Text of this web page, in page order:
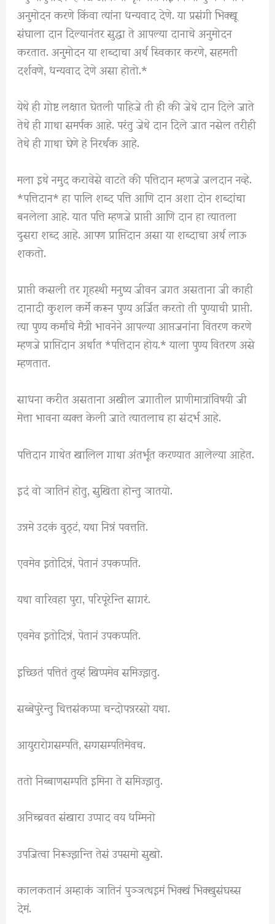
अनुमोदन करणे किंवा त्यांना धन्यवाद देणे. या प्रसंगी भिक्खू
संघाला दान दिल्यानंतर सुद्धा ते आपल्या दानाचे अनुमोदन
करतात. अनुमोदन या शब्दाचा अर्थ स्विकार करणे, सहमती
दर्शवणे, धन्यवाद देणे असा होतो.*
येथे ही गोष्ट लक्षात घेतली पाहिजे ती ही की जेथे दान दिले जाते
तेथे ही गाथा समर्पक आहे. परंतु जेथे दान दिले जात नसेल तरीही
तेथे ही गाथा घेणे हे निरर्थक आहे.
मला इथे नमुद करावेसे वाटते की पत्तिदान म्हणजे जलदान नव्हे.
*पत्तिदान* हा पालि शब्द पत्ति आणि दान अशा दोन शब्दांचा
बनलेला आहे. यात पत्ति म्हणजे प्राप्ती आणि दान हा त्यातला
दुसरा शब्द आहे. आपण प्राप्तिदान असा या शब्दाचा अर्थ लाऊ
शकतो.
प्राप्ती कसली तर गृहस्थी मनुष्य जीवन जगत असताना जी काही
दानादी कुशल कर्में करून पुण्य अर्जित करतो ती पुण्याची प्राप्ती.
त्या पुण्य कर्मांचे मैत्री भावनेने आपल्या आप्तजनांना वितरण करणे
म्हणजे प्राप्तिदान अर्थात *पत्तिदान होय.* याला पुण्य वितरण असे
म्हणतात.
साधना करीत असताना अखील जगातील प्राणीमात्रांविषयी जी
मेत्ता भावना व्यक्त केली जाते त्यातलाच हा संदर्भ आहे.
पत्तिदान गाथेत खालिल गाथा अंतर्भूत करण्यात आलेल्या आहेत.
इदं वो ञातिनं होतु, सुखिता होन्तु ञातयो.
उन्नमे उदकं वुठ्टं, यथा निन्नं पवत्तति.
एवमेव इतोदिन्नं, पेतानं उपकप्पति.
यथा वारिवहा पुरा, परिपूरेन्ति सागरं.
एवमेव इतोदिन्नं, पेतानं उपकप्पति.
इच्छितं पत्तितं तुय्हं खिप्पमेव समिज्झतु.
सब्बेपुरेन्तु चित्तसंकप्पा चन्दोपन्नरसो यथा.
आयुरारोगसम्पति, सग्गसम्पतिमेवच.
ततो निब्बाणसम्पति इमिना ते समिज्झतु.
अनिच्चवत संखारा उप्पाद वय धम्मिनो
उपजित्वा निरूज्झन्ति तेसं उपसमो सुखो.
कालकतानं अम्हाकं ञातिनं पुञ्ञत्थइमं भिक्खं भिक्खुसंघस्स
देमं.